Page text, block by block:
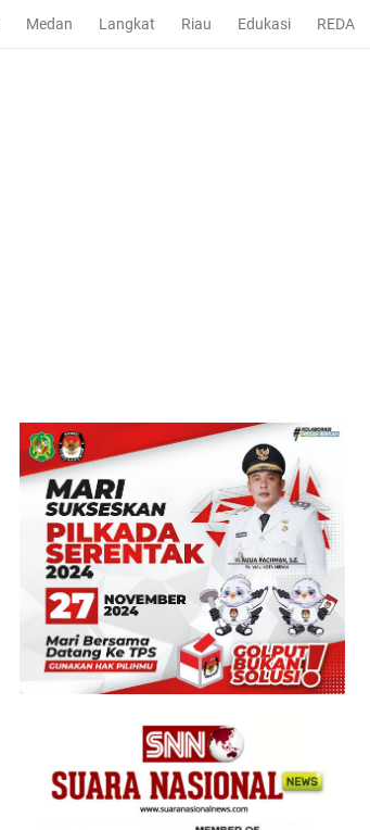
Medan Langkat Riau Edukasi REDAKSI